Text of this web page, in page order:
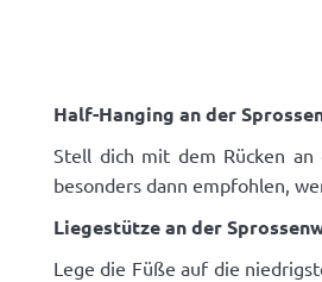
Half-Hanging an der
Stell dich mit dem Rücken an
besonders dann empfohlen,
Liegestütze an der
Lege die Füße auf die